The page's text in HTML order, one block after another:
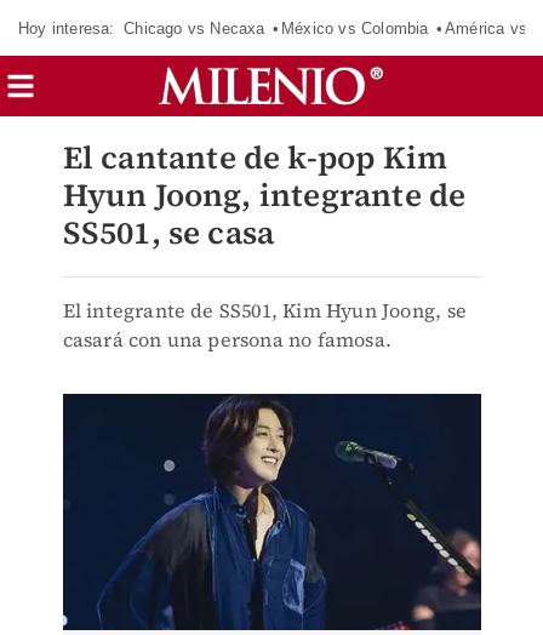
Hoy interesa: Chicago vs Necaxa México vs Colombia América vs
El cantante de k-pop Kim
Hyun Joong, integrante de
SS501, se casa
El integrante de SS501, Kim Hyun Joong, se
casará con una persona no famosa.